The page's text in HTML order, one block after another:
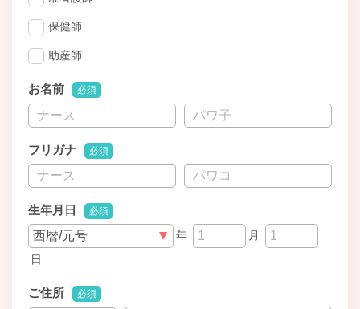
保健師
助産師
お名前 必須
フリガナ 必須
生年月日 必須
年
月
日
ご住所 必須